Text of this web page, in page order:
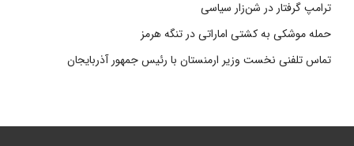
ترامپ گرفتار در شن‌زار سیاسی
حمله موشکی به کشتی اماراتی در تنگه هرمز
تماس تلفنی نخست وزیر ارمنستان با رئیس جمهور آذربایجان